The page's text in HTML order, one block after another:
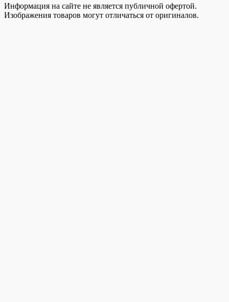
Информация на сайте не является публичной офертой.
Изображения товаров могут отличаться от оригиналов.